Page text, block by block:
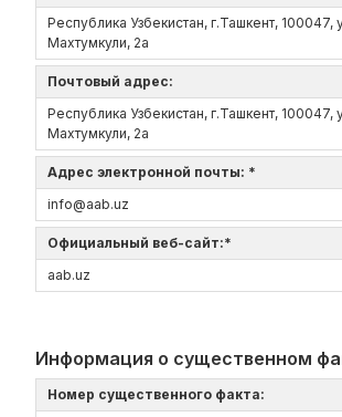
Республика Узбекистан, г.Ташкент, 100047,
Махтумкули, 2а
Почтовый адрес:
Республика Узбекистан, г.Ташкент, 100047,
Махтумкули, 2а
Адрес электронной почты: *
info@aab.uz
Официальный веб-сайт:*
aаb.uz
Информация о существенном
Номер существенного факта: